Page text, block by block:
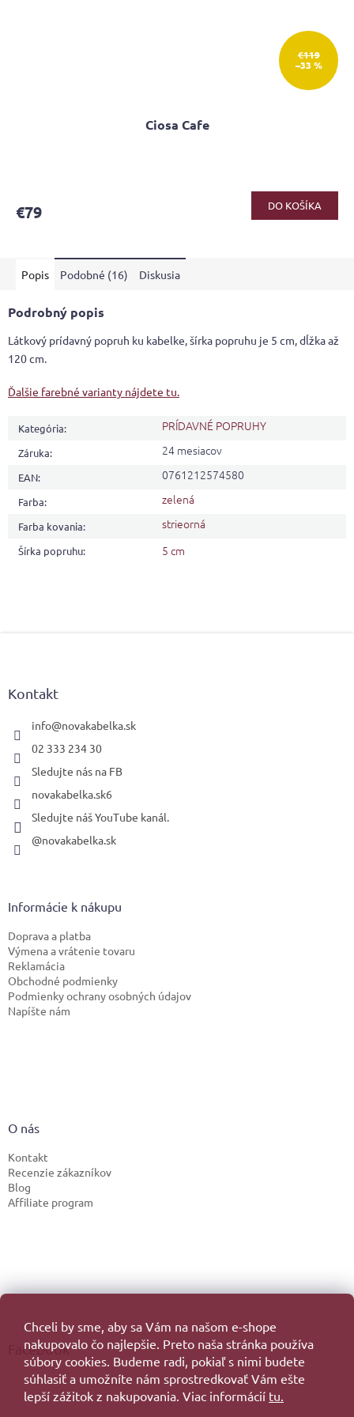
Chceli by sme, aby sa Vám na našom e-shope
nakupovalo čo najlepšie. Preto naša stránka používa
súbory cookies. Budeme radi, pokiaľ s nimi budete
súhlasiť a umožníte nám sprostredkovať Vám ešte
lepší zážitok z nakupovania. Viac informácií tu.
€119
–33 %
Ciosa Cafe
je
hviezdičiek.
€79 DO KOŠÍKA
Popis Podobné (16) Diskusia
Podrobný popis
Látkový prídavný popruh ku kabelke, šírka popruhu je 5 cm, dĺžka až
120 cm.
Ďalšie farebné varianty nájdete tu.
Kategória: PRÍDAVNÉ POPRUHY
Záruka: 24 mesiacov
EAN: 0761212574580
Farba: zelená
Farba kovania: strieorná
Šírka popruhu: 5 cm
Kontakt
info@novakabelka.sk
02 333 234 30
Sledujte nás na FB
novakabelka.sk6
Sledujte náš YouTube kanál.
@novakabelka.sk
Informácie k nákupu
Doprava a platba
Výmena a vrátenie tovaru
Reklamácia
Obchodné podmienky
Podmienky ochrany osobných údajov
Napíšte nám
O nás
Kontakt
Recenzie zákazníkov
Blog
Affiliate program
Facebook